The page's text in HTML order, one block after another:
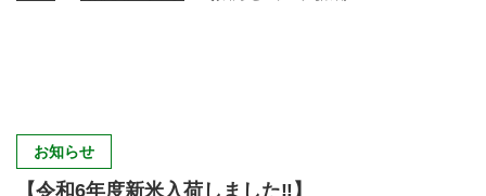
お知らせ
【令和6年度新米入荷しました‼︎】